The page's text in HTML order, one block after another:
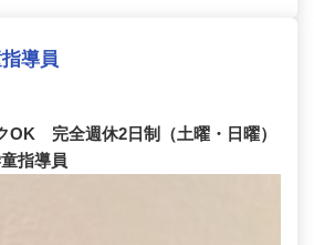
導員
OK 完全週休2日制（土曜・日曜）
指導員